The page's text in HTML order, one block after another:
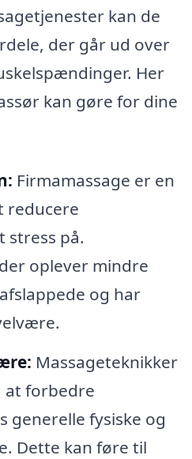
kan de
der går ud over
Her
kan gøre for dine
Firmamassage er en
reducere
stress på.
oplever mindre
og har
Massageteknikker
at forbedre
generelle fysiske og
Dette kan føre til